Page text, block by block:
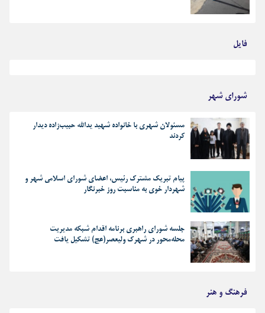
فایل
شورای شهر
مسئولان شهری با خانواده شهید یدالله حبیب‌زاده دیدار
کردند
پیام تبریک مشترک رئیس، اعضای شورای اسلامی شهر و
شهردار خوی به مناسبت روز خبرنگار
جلسه شورای راهبری برنامه اقدام شبکه مدیریت
محله‌محور در شهرک ولیعصر(عج) تشکیل یافت
فرهنگ و هنر